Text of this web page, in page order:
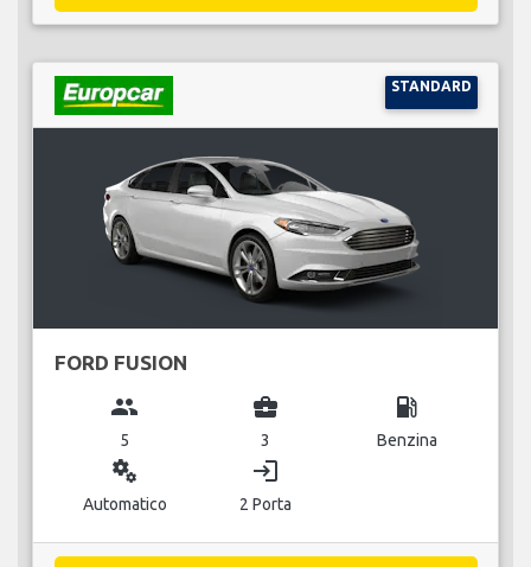
STANDARD
FORD FUSION
group
5
business_center
3
local_gas_station
Benzina
miscellaneous_services
Automatico
login
2 Porta